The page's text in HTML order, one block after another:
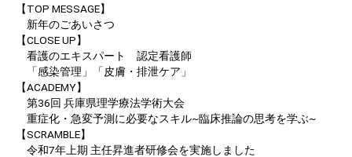
【TOP MESSAGE】
新年のごあいさつ
【CLOSE UP】
看護のエキスパート 認定看護師
「感染管理」「皮膚・排泄ケア」
【ACADEMY】
第36回 兵庫県理学療法学術大会
重症化・急変予測に必要なスキル~臨床推論の思考を学ぶ~
【SCRAMBLE】
令和7年上期 主任昇進者研修会を実施しました